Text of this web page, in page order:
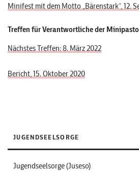
Minifest mit dem Motto „Bärenstark“, 12.
Treffen für Verantwortliche der
Nächstes Treffen: 8. März 2022
Bericht, 15. Oktober 2020
JUGENDSEELSORGE
Jugendseelsorge (Juseso)